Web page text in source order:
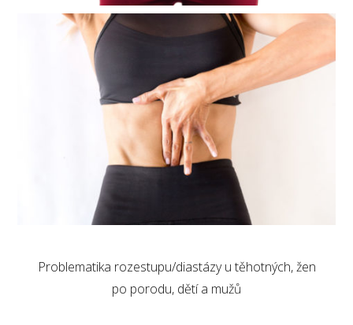
Problematika rozestupu/diastázy u těhotných, žen
po porodu, dětí a mužů